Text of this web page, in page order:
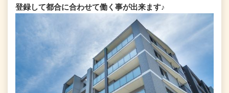
登録して都合に合わせて働く事が出来ます♪